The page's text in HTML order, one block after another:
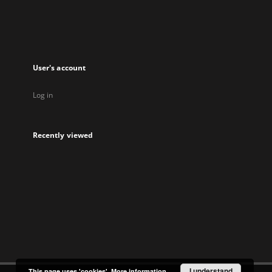
User's account
Log in
Recently viewed